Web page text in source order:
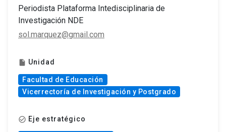
Periodista Plataforma Intedisciplinaria de
Investigación NDE
sol.marquez@gmail.com
insert_drive_file Unidad
Facultad de Educación
Vicerrectoría de Investigación y Postgrado
check_circle_outline Eje estratégico